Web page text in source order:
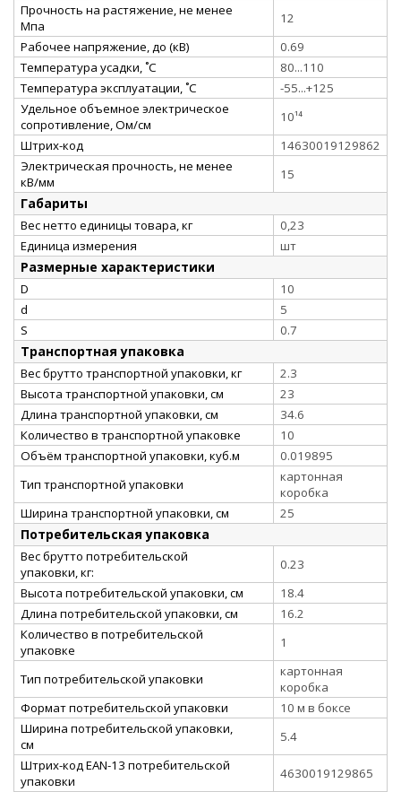
Прочность на растяжение, не менее
Мпа
12
Рабочее напряжение, до (кВ)
0.69
Температура усадки, ˚С
80...110
Температура эксплуатации, ˚С
-55...+125
Удельное объемное электрическое
сопротивление, Ом/см
10¹⁴
Штрих-код
14630019129862
Электрическая прочность, не менее
кВ/мм
15
Габариты
Вес нетто единицы товара, кг
0,23
Единица измерения
шт
Размерные характеристики
D
10
d
5
S
0.7
Транспортная упаковка
Вес брутто транспортной упаковки, кг
2.3
Высота транспортной упаковки, см
23
Длина транспортной упаковки, см
34.6
Количество в транспортной упаковке
10
Объём транспортной упаковки, куб.м
0.019895
Тип транспортной упаковки
картонная
коробка
Ширина транспортной упаковки, см
25
Потребительская упаковка
Вес брутто потребительской
упаковки, кг:
0.23
Высота потребительской упаковки, см
18.4
Длина потребительской упаковки, см
16.2
Количество в потребительской
упаковке
1
Тип потребительской упаковки
картонная
коробка
Формат потребительской упаковки
10 м в боксе
Ширина потребительской упаковки,
см
5.4
Штрих-код EAN-13 потребительской
упаковки
4630019129865